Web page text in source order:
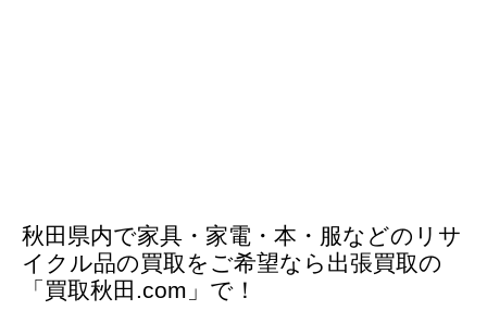
秋田県内で家具・家電・本・服などのリサ
イクル品の買取をご希望なら出張買取の
「買取秋田.com」で！